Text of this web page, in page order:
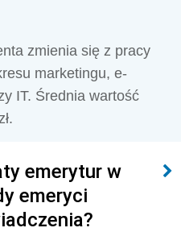
zmienia się z pracy
marketingu, e-
IT. Średnia wartość
emerytur w
emeryci